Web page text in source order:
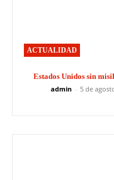
ACTUALIDAD
Estados Unidos sin
admin - 5 de